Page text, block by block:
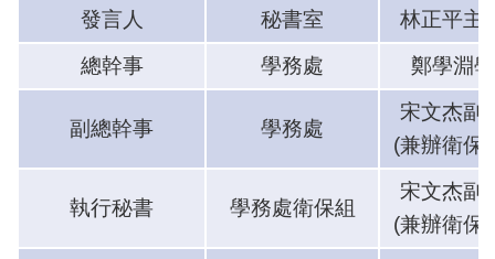
發言人 秘書室
林正平主
總幹事
學務處 鄭學淵
副總幹事 學務處
宋文杰副
(兼辦衛保
執行秘書 學務處衛保組
宋文杰副
(兼辦衛保